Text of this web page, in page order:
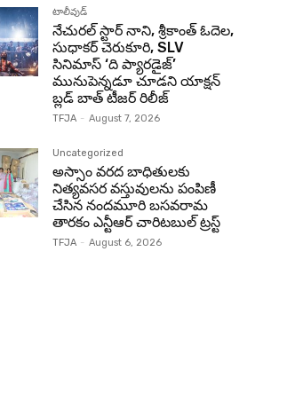
టాలీవుడ్
నేచురల్ స్టార్ నాని, శ్రీకాంత్ ఓదెల,
సుధాకర్ చెరుకూరి, SLV
సినిమాస్ ‘ది ప్యారడైజ్’
మునుపెన్నడూ చూడని యాక్షన్
బ్లడ్ బాత్ టీజర్ రిలీజ్
TFJA - August 7, 2026
Uncategorized
అస్సాం వరద బాధితులకు
నిత్యవసర వస్తువులను పంపిణీ
చేసిన నందమూరి బసవరామ
తారకం ఎన్టీఆర్ చారిటబుల్ ట్రస్ట్
TFJA - August 6, 2026